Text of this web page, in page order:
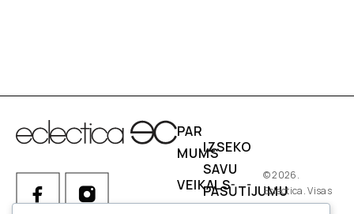
PAR
MUMS
VEIKALS
IZSEKO
SAVU
PASŪTĪJUMU
© 2026.
Eclectica. Visas
tiesības